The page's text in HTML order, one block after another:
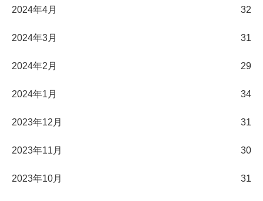
2024年4月 32
2024年3月 31
2024年2月 29
2024年1月 34
2023年12月 31
2023年11月 30
2023年10月 31